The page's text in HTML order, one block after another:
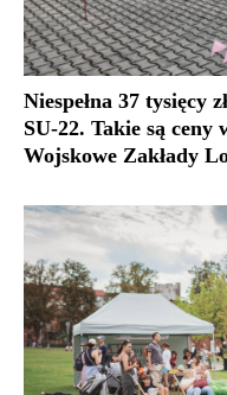
Niespełna 37 tysięcy
SU-22. Takie są ceny
Wojskowe Zakłady